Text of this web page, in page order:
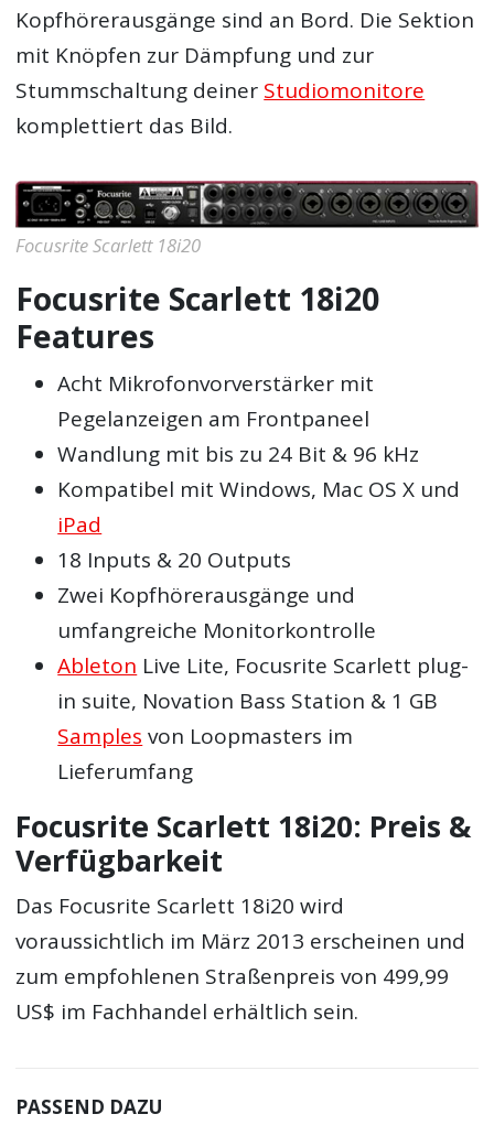
Kopfhörerausgänge sind an Bord. Die Sektion
mit Knöpfen zur Dämpfung und zur
Stummschaltung deiner Studiomonitore
komplettiert das Bild.
Focusrite Scarlett 18i20
Focusrite Scarlett 18i20
Features
Acht Mikrofonvorverstärker mit
Pegelanzeigen am Frontpaneel
Wandlung mit bis zu 24 Bit & 96 kHz
Kompatibel mit Windows, Mac OS X und
iPad
18 Inputs & 20 Outputs
Zwei Kopfhörerausgänge und
umfangreiche Monitorkontrolle
Ableton Live Lite, Focusrite Scarlett plug-
in suite, Novation Bass Station & 1 GB
Samples von Loopmasters im
Lieferumfang
Focusrite Scarlett 18i20: Preis &
Verfügbarkeit
Das Focusrite Scarlett 18i20 wird
voraussichtlich im März 2013 erscheinen und
zum empfohlenen Straßenpreis von 499,99
US$ im Fachhandel erhältlich sein.
PASSEND DAZU